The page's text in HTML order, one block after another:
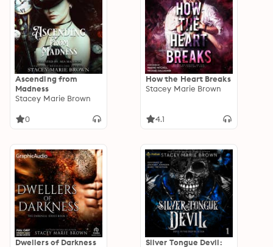
Ascending from
Madness
Stacey Marie Brown
0
How the Heart Breaks
Stacey Marie Brown
4.1
Dwellers of Darkness
Silver Tongue Devil: